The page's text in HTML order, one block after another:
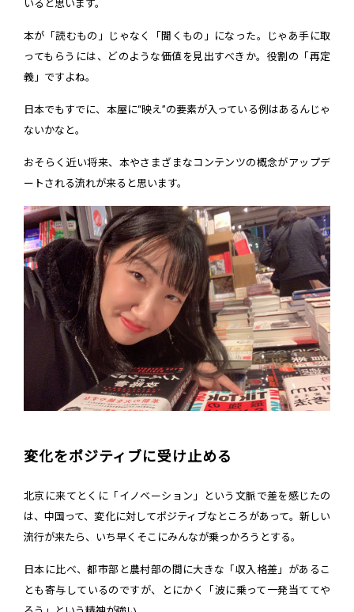
いると思います。
本が「読むもの」じゃなく「聞くもの」になった。じゃあ手に取
ってもらうには、どのような価値を見出すべきか。役割の「再定
義」ですよね。
日本でもすでに、本屋に“映え”の要素が入っている例はあるんじゃ
ないかなと。
おそらく近い将来、本やさまざまなコンテンツの概念がアップデ
ートされる流れが来ると思います。
変化をポジティブに受け止める
北京に来てとくに「イノベーション」という文脈で差を感じたの
は、中国って、変化に対してポジティブなところがあって。新しい
流行が来たら、いち早くそこにみんなが乗っかろうとする。
日本に比べ、都市部と農村部の間に大きな「収入格差」があるこ
とも寄与しているのですが、とにかく「波に乗って一発当ててや